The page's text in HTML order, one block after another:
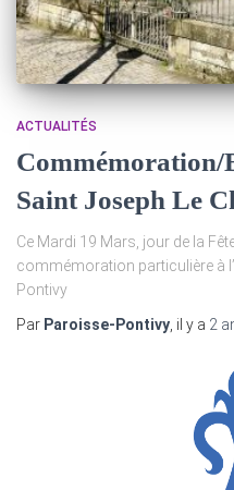
ACTUALITÉS
Commémoration/
Saint Joseph Le
Ce Mardi 19 Mars, jour de la
commémoration particulière à
Pontivy
Par Paroisse-Pontivy , il y a 2